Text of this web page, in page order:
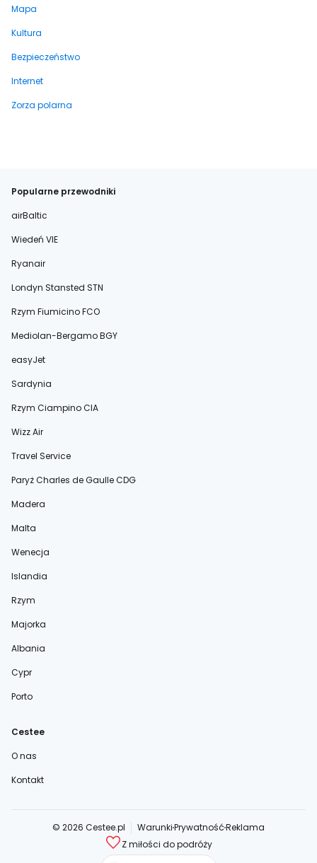
Mapa
Kultura
Bezpieczeństwo
Internet
Zorza polarna
Popularne przewodniki
airBaltic
Wiedeń VIE
Ryanair
Londyn Stansted STN
Rzym Fiumicino FCO
Mediolan-Bergamo BGY
easyJet
Sardynia
Rzym Ciampino CIA
Wizz Air
Travel Service
Paryż Charles de Gaulle CDG
Madera
Malta
Wenecja
Islandia
Rzym
Majorka
Albania
Cypr
Porto
Cestee
O nas
Kontakt
© 2026 Cestee.pl WarunkiPrywatnośćReklama
Z miłości do podróży
cestee.com